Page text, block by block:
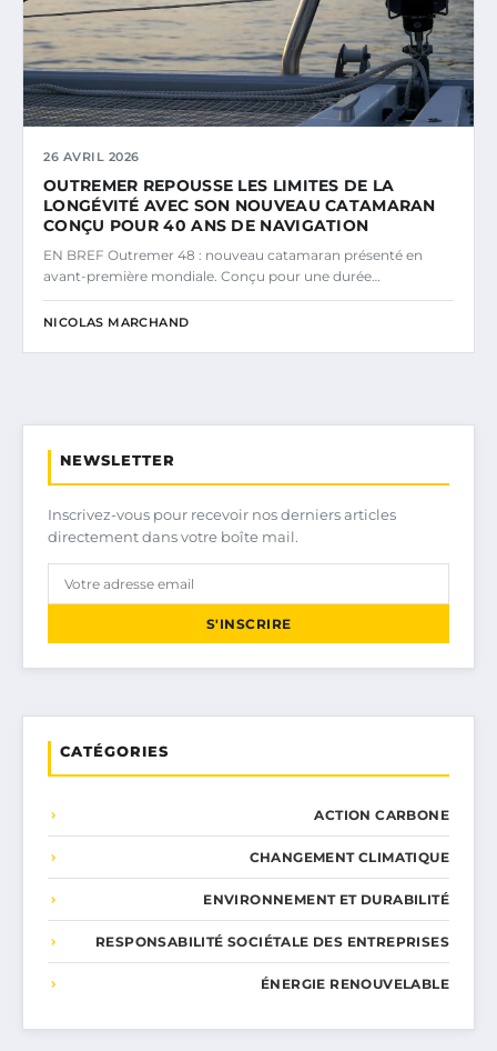
26 AVRIL 2026
OUTREMER REPOUSSE LES LIMITES DE LA
LONGÉVITÉ AVEC SON NOUVEAU CATAMARAN
CONÇU POUR 40 ANS DE NAVIGATION
EN BREF Outremer 48 : nouveau catamaran présenté en
avant-première mondiale. Conçu pour une durée…
NICOLAS MARCHAND
NEWSLETTER
Inscrivez-vous pour recevoir nos derniers articles
directement dans votre boîte mail.
S'INSCRIRE
CATÉGORIES
ACTION CARBONE
CHANGEMENT CLIMATIQUE
ENVIRONNEMENT ET DURABILITÉ
RESPONSABILITÉ SOCIÉTALE DES ENTREPRISES
ÉNERGIE RENOUVELABLE